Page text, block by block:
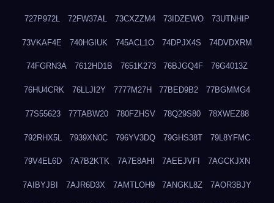
727P972L 72FW37AL 73CXZZM4 73IDZEWO 73UTNHIP
73VKAF4E 740HGIUK 745ACL1O 74DPJX4S 74DVDXRM
74FGRN3A 7612HD1B 7651K273 76BJGQ4F 76G4013Z
76HU4CRK 76LLJI2Y 7777M27H 77BED9B2 77BGMMG4
77S55623 77TABW20 780FZHSV 78Q29S80 78XWEZ88
792RHX5L 7939XN0C 796YV3DQ 79GHS38T 79L8YFMC
79V4EL6D 7A7B2KTK 7A7E8AHI 7AEEJVFI 7AGCKJXN
7AIBYJBI 7AJR6D3X 7AMTLOH9 7ANGKL8Z 7AOR3BJY